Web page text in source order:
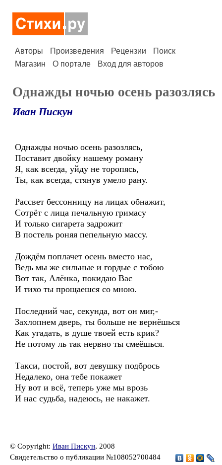
Авторы Произведения Рецензии
Поиск
Магазин
О портале Вход для авторов
Однажды ночью осень разозлясь
Иван Пискун
Однажды ночью осень разозлясь,
Поставит двойку нашему роману
Я, как всегда, уйду не торопясь,
Ты, как всегда, стянув умело рану.
Рассвет бессонницу на лицах обнажит,
Сотрёт с лица печальную гримасу
И только сигарета задрожит
В постель роняя пепельную массу.
Дождём поплачет осень вместо нас,
Ведь мы же сильные и гордые с тобою
Вот так, Алёнка, покидаю Вас
И тихо ты прощаешся со мною.
Последний час, секунда, вот он миг,-
Захлопнем дверь, ты больше не вернёшься
Как угадать, в душе твоей есть крик?
Не потому ль так нервно ты смеёшься.
Такси, постой, вот девушку подбрось
Недалеко, она тебе покажет
Ну вот и всё, теперь уже мы врозь
И нас судьба, надеюсь, не накажет.
© Copyright: Иван Пискун, 2008
Свидетельство о публикации №108052700484